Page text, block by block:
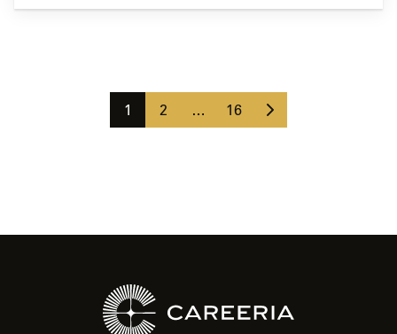
Sivu
1 Sivu
2 … Sivu
16
Seuraava
sivu